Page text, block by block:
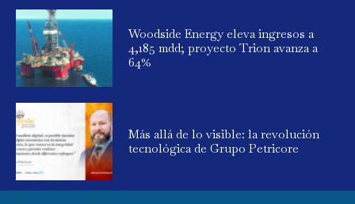
Woodside Energy eleva ingresos a
4,185 mdd; proyecto Trion avanza a
64%
Más allá de lo visible: la revolución
tecnológica de Grupo Petricore